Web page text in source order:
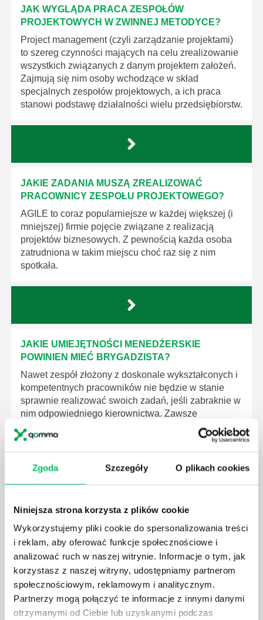
Zgoda Szczegóły O plikach cookies
Niniejsza strona korzysta z plików cookie
Wykorzystujemy pliki cookie do spersonalizowania treści
i reklam, aby oferować funkcje społecznościowe i
analizować ruch w naszej witrynie. Informacje o tym, jak
korzystasz z naszej witryny, udostępniamy partnerom
społecznościowym, reklamowym i analitycznym.
Partnerzy mogą połączyć te informacje z innymi danymi
otrzymanymi od Ciebie lub uzyskanymi podczas
JAK WYGLĄDA PRACA ZESPOŁÓW
PROJEKTOWYCH W ZWINNEJ METODYCE?
Project management (czyli zarządzanie projektami)
to szereg czynności mających na celu zrealizowanie
wszystkich związanych z danym projektem założeń.
Zajmują się nim osoby wchodzące w skład
specjalnych zespołów projektowych, a ich praca
stanowi podstawę działalności wielu przedsiębiorstw.
JAKIE ZADANIA MUSZĄ ZREALIZOWAĆ
PRACOWNICY ZESPOŁU PROJEKTOWEGO?
AGILE to coraz popularniejsze w każdej większej (i
mniejszej) firmie pojęcie związane z realizacją
projektów biznesowych. Z pewnością każda osoba
zatrudniona w takim miejscu choć raz się z nim
spotkała.
JAKIE UMIEJĘTNOŚCI MENEDŻERSKIE
POWINIEN MIEĆ BRYGADZISTA?
Nawet zespół złożony z doskonale wykształconych i
kompetentnych pracowników nie będzie w stanie
sprawnie realizować swoich zadań, jeśli zabraknie w
nim odpowiedniego kierownictwa. Zawsze
niezbędna jest osoba nadzorująca wszystkie
czynności wykonywane przez pracowników.
JAK BRYGADZISTA MOŻE ROZWINĄĆ SWOJE
KOMPETENCJE MENEDŻERSKIE?
Menedżer to niezwykle ważne stanowisko w każdej
firmie. Osoba je pełniąca jest w pełni odpowiedzialna
za realizację działań podległych mu osób oraz
działu.